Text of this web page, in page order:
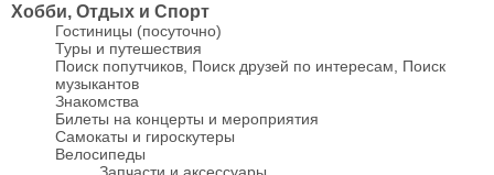
Хобби, Отдых и Спорт
Гостиницы (посуточно)
Туры и путешествия
Поиск попутчиков, Поиск друзей по интересам, Поиск
музыкантов
Знакомства
Билеты на концерты и мероприятия
Самокаты и гироскутеры
Велосипеды